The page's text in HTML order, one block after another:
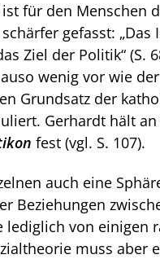
für den Menschen
gefasst:
Ziel der Politik“ (S.
wenig vor wie
Grundsatz der
Gerhardt hält
fest (vgl. S. 107).
auch eine
Beziehungen
lediglich von einigen
muss aber